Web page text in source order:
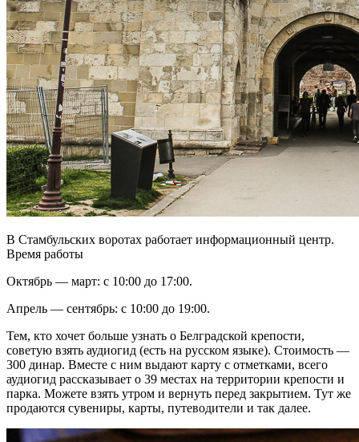
В Стамбульских воротах работает информационный центр.
Время работы
Октябрь — март: с 10:00 до 17:00.
Апрель — сентябрь: с 10:00 до 19:00.
Тем, кто хочет больше узнать о Белградской крепости,
советую взять аудиогид (есть на русском языке). Стоимость —
300 динар. Вместе с ним выдают карту с отметками, всего
аудиогид рассказывает о 39 местах на территории крепости и
парка. Можете взять утром и вернуть перед закрытием. Тут же
продаются сувениры, карты, путеводители и так далее.